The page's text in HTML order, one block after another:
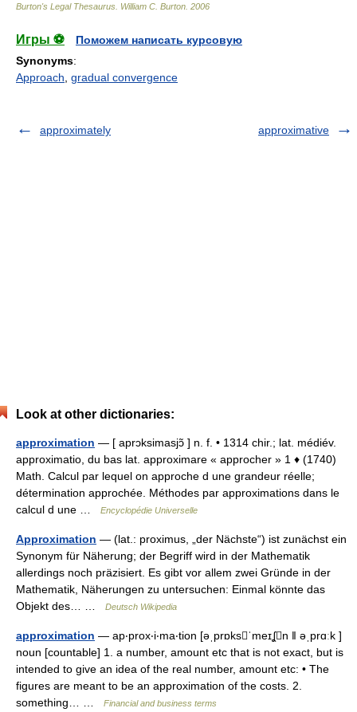
Burton's Legal Thesaurus. William C. Burton 2006
Игры ⚽
Поможем написать курсовую
Synonyms:
Approach gradual convergence
approximately approximative
Look at other dictionaries:
approximation — [ aprɔksimasjɔ̃ ] n. f. • 1314 chir.; lat. médiév.
approximatio, du bas lat. approximare « approcher » 1 ♦ (1740)
Math. Calcul par lequel on approche d une grandeur réelle;
détermination approchée. Méthodes par approximations dans le
calcul d une …
Encyclopédie Universelle
Approximation — (lat.: proximus, „der Nächste“) ist zunächst ein
Synonym für Näherung; der Begriff wird in der Mathematik
allerdings noch präzisiert. Es gibt vor allem zwei Gründe in der
Mathematik, Näherungen zu untersuchen: Einmal könnte das
Objekt des… …
Deutsch Wikipedia
approximation — ap‧prox‧i‧ma‧tion [əˌprɒksˈmeɪʆn ǁ əˌprɑːk ]
noun [countable] 1. a number, amount etc that is not exact, but is
intended to give an idea of the real number, amount etc: • The
figures are meant to be an approximation of the costs. 2.
something… …
Financial and business terms